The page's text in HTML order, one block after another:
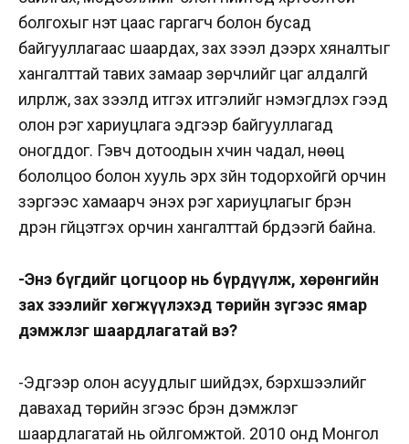
болгохыг үнэт цаас гаргагч болон бусад
байгууллагаас шаардах, зах зээл дээрх хяналтыг
хангалттай тавих замаар зөрчлийг цаг алдалгүй
илрүүлж, зах зээлд итгэх итгэлийг нэмэгдүүлэх гээд
олон үүрэг хариуцлага эдгээр байгууллагад
оногддог. Гэвч дотоодын хүчин чадал, нөөц
бололцоо болон хууль эрх зүйн тодорхойгүй орчин
зэргээс хамаарч энэхүү үүрэг хариуцлагыг бүрэн
дүүрэн гүйцэтгэх орчин хангалттай бүрдээгүй байна.
-Энэ бүгдийг цогцоор нь бүрдүүлж, хөрөнгийн
зах зээлийг хөгжүүлэхэд төрийн зүгээс ямар
дэмжлэг шаардлагатай вэ?
-Эдгээр олон асуудлыг шийдэх, бэрхшээлийг
давахад төрийн зүгээс бүрэн дэмжлэг
шаардлагатай нь ойлгомжтой. 2010 онд Монгол